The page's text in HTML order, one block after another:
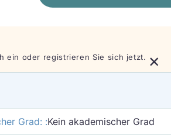
ein oder registrieren Sie sich jetzt. ×
Grad: :Kein akademischer Grad